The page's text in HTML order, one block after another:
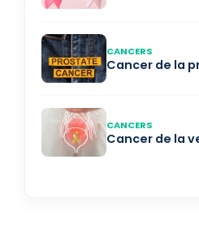
CANCERS
Cancer de la
CANCERS
Cancer de la